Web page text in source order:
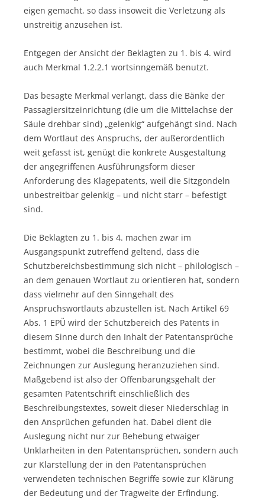
eigen gemacht, so dass insoweit die Verletzung als
unstreitig anzusehen ist.
Entgegen der Ansicht der Beklagten zu 1. bis 4. wird
auch Merkmal 1.2.2.1 wortsinngemäß benutzt.
Das besagte Merkmal verlangt, dass die Bänke der
Passagiersitzeinrichtung (die um die Mittelachse der
Säule drehbar sind) „gelenkig“ aufgehängt sind. Nach
dem Wortlaut des Anspruchs, der außerordentlich
weit gefasst ist, genügt die konkrete Ausgestaltung
der angegriffenen Ausführungsform dieser
Anforderung des Klagepatents, weil die Sitzgondeln
unbestreitbar gelenkig – und nicht starr – befestigt
sind.
Die Beklagten zu 1. bis 4. machen zwar im
Ausgangspunkt zutreffend geltend, dass die
Schutzbereichsbestimmung sich nicht – philologisch –
an dem genauen Wortlaut zu orientieren hat, sondern
dass vielmehr auf den Sinngehalt des
Anspruchswortlauts abzustellen ist. Nach Artikel 69
Abs. 1 EPÜ wird der Schutzbereich des Patents in
diesem Sinne durch den Inhalt der Patentansprüche
bestimmt, wobei die Beschreibung und die
Zeichnungen zur Auslegung heranzuziehen sind.
Maßgebend ist also der Offenbarungsgehalt der
gesamten Patentschrift einschließlich des
Beschreibungstextes, soweit dieser Niederschlag in
den Ansprüchen gefunden hat. Dabei dient die
Auslegung nicht nur zur Behebung etwaiger
Unklarheiten in den Patentansprüchen, sondern auch
zur Klarstellung der in den Patentansprüchen
verwendeten technischen Begriffe sowie zur Klärung
der Bedeutung und der Tragweite der Erfindung.